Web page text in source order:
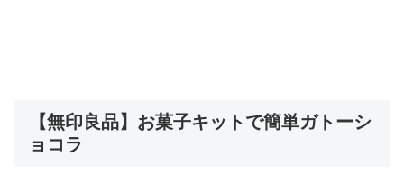
【無印良品】お菓子キットで簡単ガトーシ
ョコラ